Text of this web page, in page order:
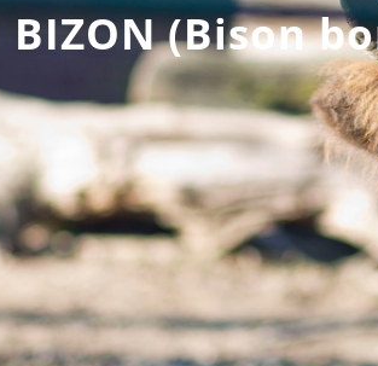
BIZON (Bison